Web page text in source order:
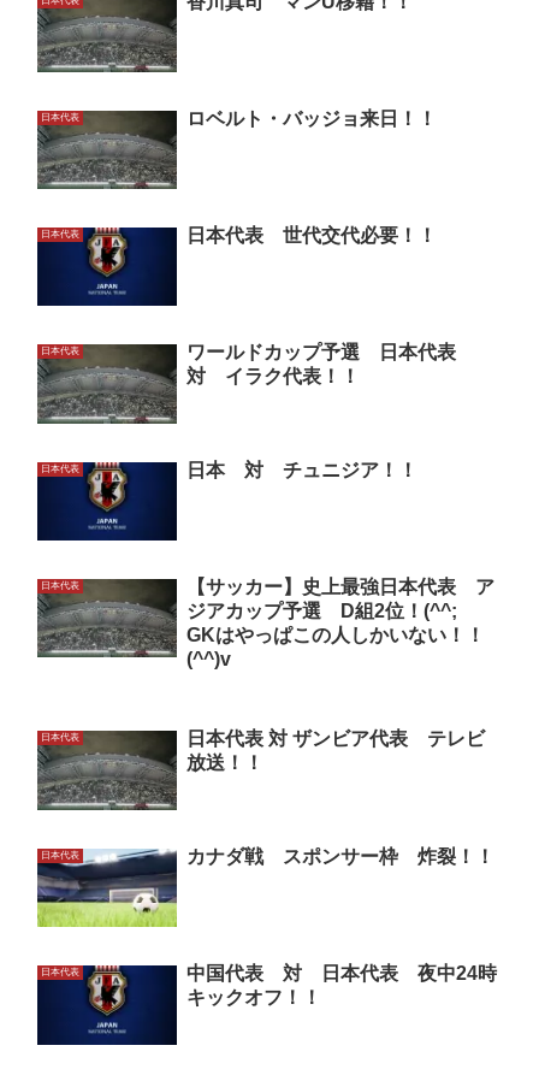
日本代表 ロベルト・バッジョ来日！！
日本代表 日本代表 世代交代必要！！
日本代表
ワールドカップ予選 日本代表
対 イラク代表！！
日本代表 日本 対 チュニジア！！
日本代表
【サッカー】史上最強日本代表 ア
ジアカップ予選 D組2位！(^^;
GKはやっぱこの人しかいない！！
(^^)v
日本代表
日本代表 対 ザンビア代表 テレビ
放送！！
日本代表 カナダ戦 スポンサー枠 炸裂！！
日本代表
中国代表 対 日本代表 夜中24時
キックオフ！！